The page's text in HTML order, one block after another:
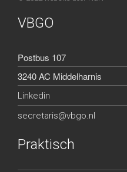
VBGO
Postbus 107
3240 AC Middelharnis
Linkedin
secretaris@vbgo.nl
Praktisch